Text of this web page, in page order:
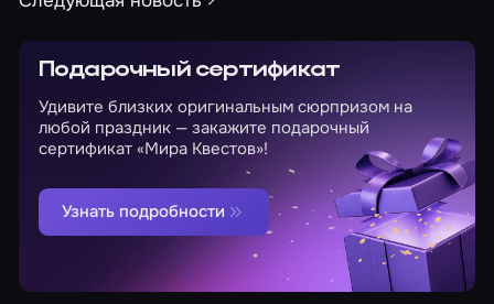
Подарочный сертификат
Удивите близких оригинальным сюрпризом на
любой праздник — закажите подарочный
сертификат «Мира Квестов»!
Узнать подробности